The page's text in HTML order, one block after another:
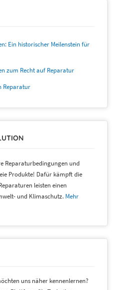
Ein historischer Meilenstein für
zum Recht auf Reparatur
Reparatur
Reparaturbedingungen und
Produkte! Dafür kämpft die
leisten einen
und Klimaschutz. Mehr
uns näher kennenlernen?